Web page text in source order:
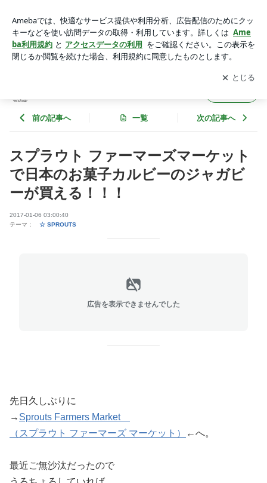
のジャガビーが買える！！！ | しろくろめがね
アプリをダウンロードして ブログの更新通知
を受け取りまし
ょう。
開く
前の記事へ 一覧 次の記事へ
スプラウト ファーマーズマーケット
で日本のお菓子カルビーのジャガビ
ーが買える！！！
2017-01-06 03:00:40
テーマ：
☆ SPROUTS
広告を表示できませんでした
先日久しぶりに
→ Sprouts Farmers Market
（スプラウト ファーマーズ マーケット）
←へ。
最近ご無沙汰だったので